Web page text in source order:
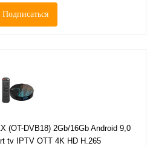
Подписаться
(OT-DVB18) 2Gb/16Gb Android 9,0
tv IPTV OTT 4K HD H.265